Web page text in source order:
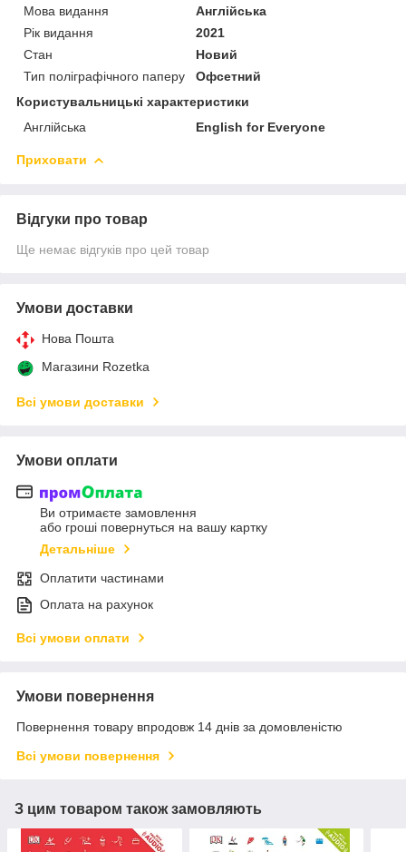
Мова видання
Англійська
Рік видання
2021
Стан
Новий
Тип поліграфічного паперу
Офсетний
Користувальницькі характеристики
Англійська
English for Everyone
Приховати
Відгуки про товар
Ще немає відгуків про цей товар
Умови доставки
Нова Пошта
Магазини Rozetka
Всі умови доставки
Умови оплати
Ви отримаєте замовлення
або гроші повернуться на вашу картку
Детальніше
Оплатити частинами
Оплата на рахунок
Всі умови оплати
Умови повернення
Повернення товару впродовж 14 днів за домовленістю
Всі умови повернення
З цим товаром також замовляють